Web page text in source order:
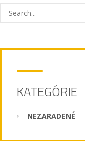
KATEGÓRIE
NEZARADENÉ